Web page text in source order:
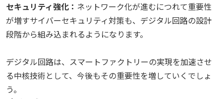
セキュリティ強化： ネットワーク化が進むにつれて重要性
が増すサイバーセキュリティ対策も、デジタル回路の設計
段階から組み込まれるようになります。
デジタル回路は、スマートファクトリーの実現を加速させ
る中核技術として、今後もその重要性を増していくでしょ
う。